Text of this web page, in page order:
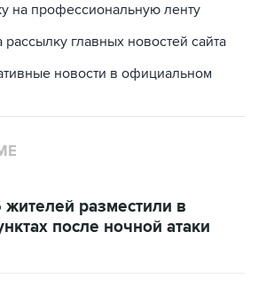
на профессиональную ленту
рассылку главных новостей сайта
новости в официальном
разместили в
после ночной атаки